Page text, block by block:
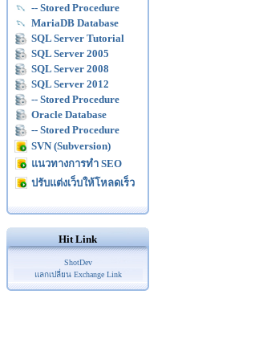
-- Stored Procedure
MariaDB Database
SQL Server Tutorial
SQL Server 2005
SQL Server 2008
SQL Server 2012
-- Stored Procedure
Oracle Database
-- Stored Procedure
SVN (Subversion)
แนวทางการทำ SEO
ปรับแต่งเว็บให้โหลดเร็ว
Hit Link
ShotDev
แลกเปลี่ยน Exchange Link